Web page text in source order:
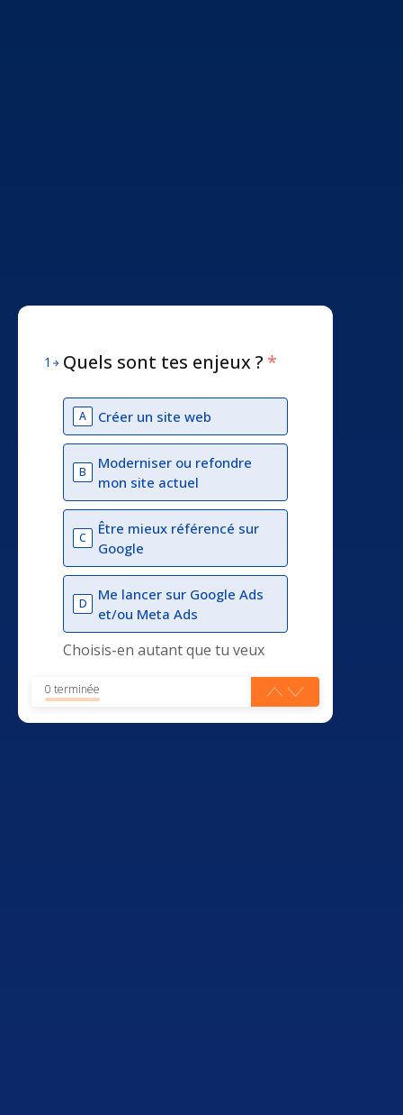
1 Quels sont tes enjeux ? *
A Créer un site web
B
Moderniser ou refondre
mon site actuel
C
Être mieux référencé sur
Google
D
Me lancer sur Google Ads
et/ou Meta Ads
Choisis-en autant que tu veux
0 terminée